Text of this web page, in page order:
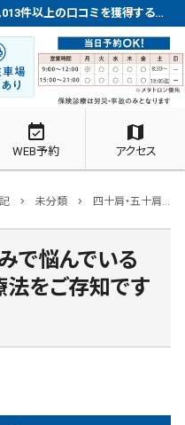
廿日市市で数多くの痛み不調を解消し1,013件以上の口コミを獲得する整体院
event_available
WEB予約
map
アクセス
chevron_right 未分類 chevron_right 四十肩・五十肩の痛みで悩んでいる皆様へ。フラクタル療法をご存知ですか？
で悩んでいる
法をご存知です